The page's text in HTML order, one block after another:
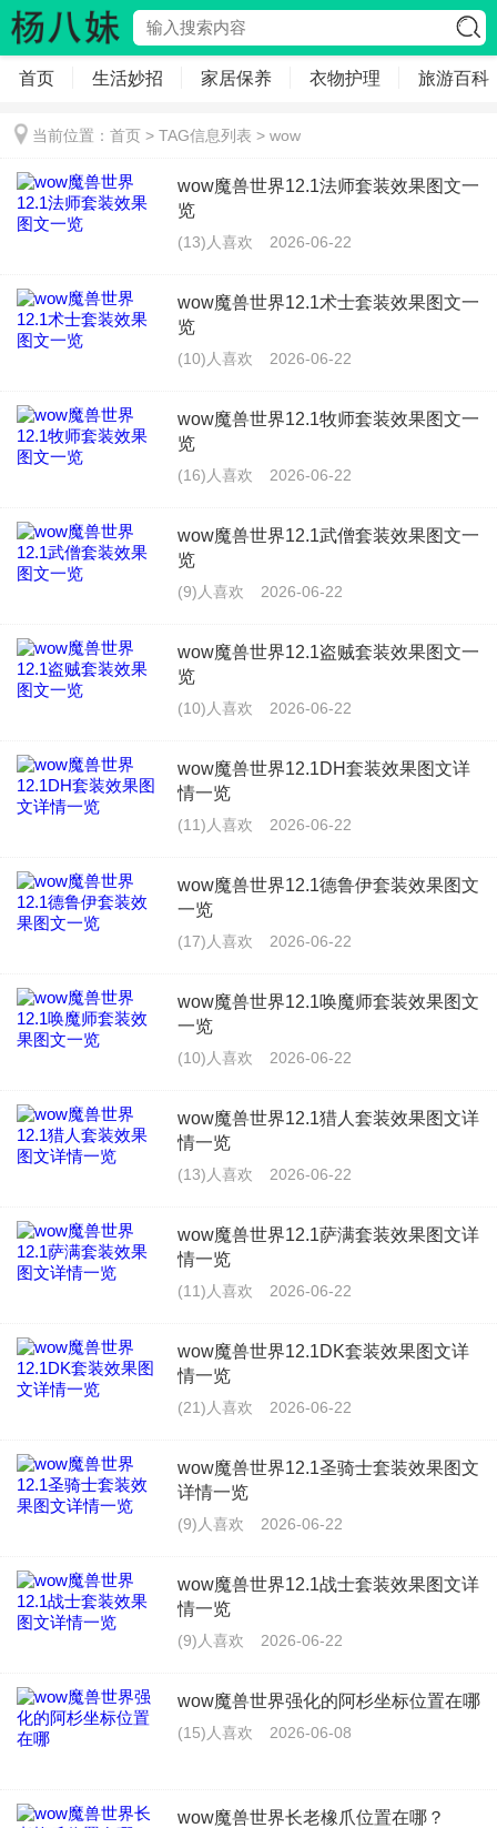
首页 生活妙招 家居保养 衣物护理 旅游百科
当前位置： 首页 > TAG信息列表 > wow
wow魔兽世界12.1法师套装效果图文一
览
(13)人喜欢 2026-06-22
wow魔兽世界12.1术士套装效果图文一
览
(10)人喜欢 2026-06-22
wow魔兽世界12.1牧师套装效果图文一
览
(16)人喜欢 2026-06-22
wow魔兽世界12.1武僧套装效果图文一
览
(9)人喜欢 2026-06-22
wow魔兽世界12.1盗贼套装效果图文一
览
(10)人喜欢 2026-06-22
wow魔兽世界12.1DH套装效果图文详
情一览
(11)人喜欢 2026-06-22
wow魔兽世界12.1德鲁伊套装效果图文
一览
(17)人喜欢 2026-06-22
wow魔兽世界12.1唤魔师套装效果图文
一览
(10)人喜欢 2026-06-22
wow魔兽世界12.1猎人套装效果图文详
情一览
(13)人喜欢 2026-06-22
wow魔兽世界12.1萨满套装效果图文详
情一览
(11)人喜欢 2026-06-22
wow魔兽世界12.1DK套装效果图文详
情一览
(21)人喜欢 2026-06-22
wow魔兽世界12.1圣骑士套装效果图文
详情一览
(9)人喜欢 2026-06-22
wow魔兽世界12.1战士套装效果图文详
情一览
(9)人喜欢 2026-06-22
wow魔兽世界强化的阿杉坐标位置在哪
(15)人喜欢 2026-06-08
wow魔兽世界长老橡爪位置在哪？